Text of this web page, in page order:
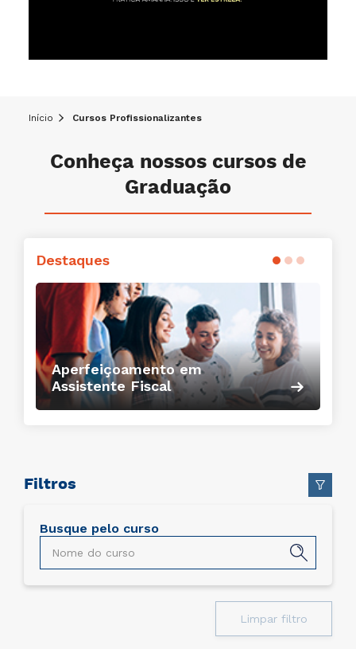
Início Cursos Profissionalizantes
Filtros
Busque pelo curso
Limpar filtro
Conheça nossos cursos de
Graduação
Destaques
Curso Profissionalizante em
Projetos Comerciais
Conheça o curso